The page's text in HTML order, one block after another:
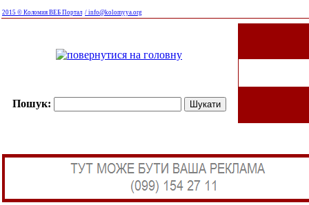
2015 © Коломия ВЕБ Портал / info@kolomyya.org
Пошук: